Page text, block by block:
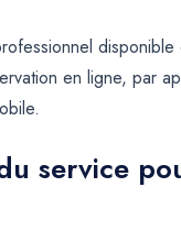
en ligne, par
service